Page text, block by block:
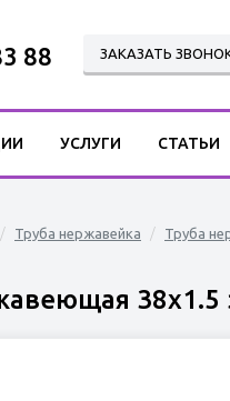
Труба нержавейка Труба
38х1.5
88 ЗАКАЗАТЬ
УСЛУГИ СТАТЬИ